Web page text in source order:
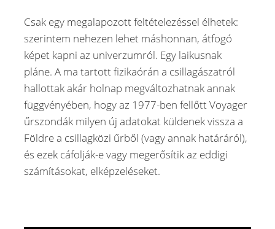
Csak egy megalapozott feltételezéssel élhetek:
szerintem nehezen lehet máshonnan, átfogó
képet kapni az univerzumról. Egy laikusnak
pláne. A ma tartott fizikaórán a csillagászatról
hallottak akár holnap megváltozhatnak annak
függvényében, hogy az 1977-ben fellőtt Voyager
űrszondák milyen új adatokat küldenek vissza a
Földre a csillagközi űrből (vagy annak határáról),
és ezek cáfolják-e vagy megerősítik az eddigi
számításokat, elképzeléseket.